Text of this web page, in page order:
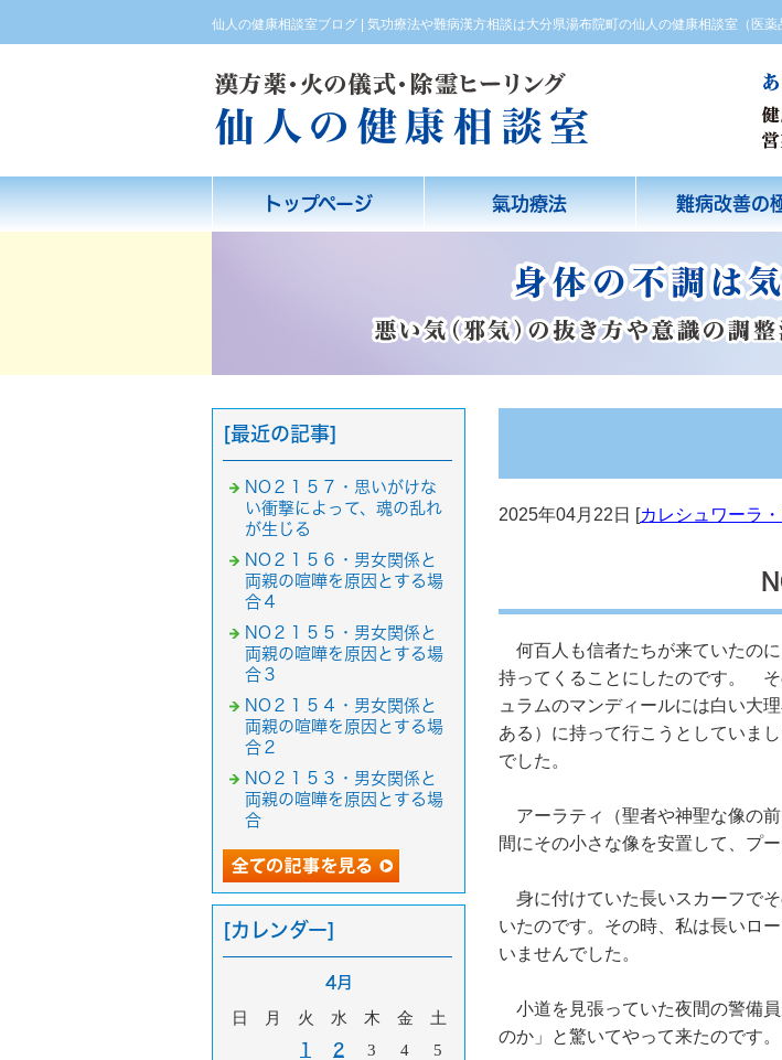
仙人の健康相談室ブログ | 気功療法や難病漢方相談は大分県湯布院町の仙人の健康相談室（医薬
トップページ 氣功療法 難病改善の
2025年04月22日 [カレシュワーラ・
何百人も信者たちが来ていたの
持ってくることにしたのです。 そ
ュラムのマンディールには白い大
ある）に持って行こうとしていま
でした。
アーラティ（聖者や神聖な像の
間にその小さな像を安置して、プ
身に付けていた長いスカーフで
いたのです。その時、私は長いロ
いませんでした。
小道を見張っていた夜間の警備
のか」と驚いてやって来たのです。
[最近の記事]
NO２１５７・思いがけな
い衝撃によって、魂の乱れ
が生じる
NO２１５６・男女関係と
両親の喧嘩を原因とする場
合４
NO２１５５・男女関係と
両親の喧嘩を原因とする場
合３
NO２１５４・男女関係と
両親の喧嘩を原因とする場
合２
NO２１５３・男女関係と
両親の喧嘩を原因とする場
合
[カレンダー]
4月
日 月 火 水 木 金 土
1 2 3 4
5